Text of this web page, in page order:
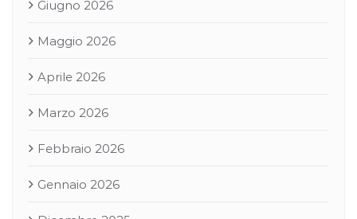
Giugno 2026
Maggio 2026
Aprile 2026
Marzo 2026
Febbraio 2026
Gennaio 2026